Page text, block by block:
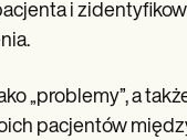
i
„problemy”, a
pacjentów